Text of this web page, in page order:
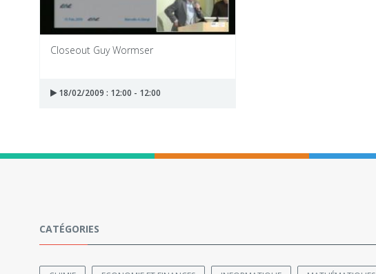
Closeout Guy Wormser
18/02/2009 : 12:00 - 12:00
CATÉGORIES